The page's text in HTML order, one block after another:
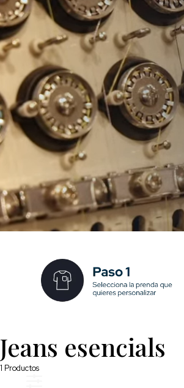
Jeans esencials
1 Productos